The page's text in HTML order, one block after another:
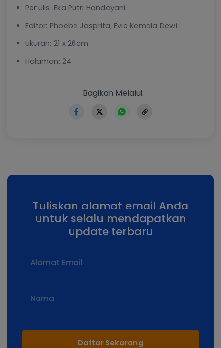
Penulis: Eka Putri Handayani
Editor: Phoebe Jasprita, Evie Kemala Dewi
Ukuran: 21 x 26cm
Halaman: 24
https://
Bagikan Melalui:
Tuliskan alamat email Anda
untuk selalu mendapatkan
update terbaru
Daftar Sekarang